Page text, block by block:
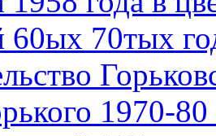
60ых 70тых
1970-80